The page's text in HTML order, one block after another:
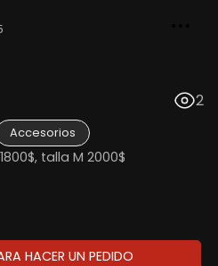
2
Accesorios
talla M 2000$
HACER UN PEDIDO